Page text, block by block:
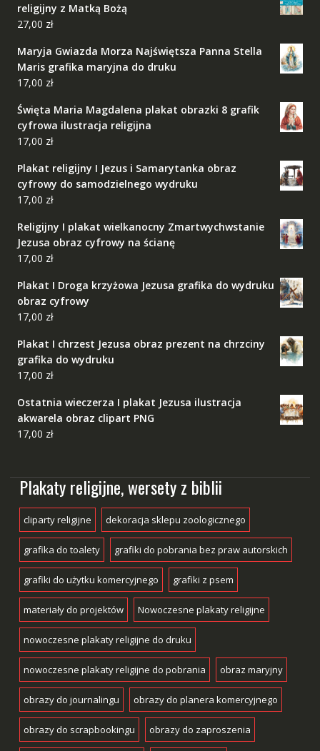
religijny z Matką Bożą
27,00 zł
Maryja Gwiazda Morza Najświętsza Panna Stella
Maris grafika maryjna do druku
17,00 zł
Święta Maria Magdalena plakat obrazki 8 grafik
cyfrowa ilustracja religijna
17,00 zł
Plakat religijny I Jezus i Samarytanka obraz
cyfrowy do samodzielnego wydruku
17,00 zł
Religijny I plakat wielkanocny Zmartwychwstanie
Jezusa obraz cyfrowy na ścianę
17,00 zł
Plakat I Droga krzyżowa Jezusa grafika do wydruku
obraz cyfrowy
17,00 zł
Plakat I chrzest Jezusa obraz prezent na chrzciny
grafika do wydruku
17,00 zł
Ostatnia wieczerza I plakat Jezusa ilustracja
akwarela obraz clipart PNG
17,00 zł
Plakaty religijne, wersety z biblii
cliparty religijne dekoracja sklepu zoologicznego
grafika do toalety grafiki do pobrania bez praw autorskich
grafiki do użytku komercyjnego grafiki z psem
materiały do projektów Nowoczesne plakaty religijne
nowoczesne plakaty religijne do druku
nowoczesne plakaty religijne do pobrania obraz maryjny
obrazy do journalingu obrazy do planera komercyjnego
obrazy do scrapbookingu obrazy do zaproszenia